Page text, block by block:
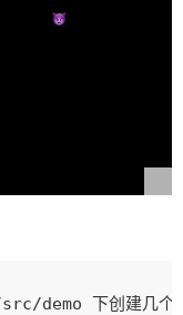
demo 下创建几个